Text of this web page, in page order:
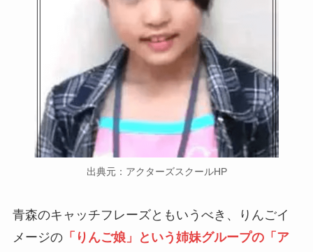
出典元：アクターズスクールHP
青森のキャッチフレーズともいうべき、りんごイ
メージの「りんご娘」という姉妹グループの「ア